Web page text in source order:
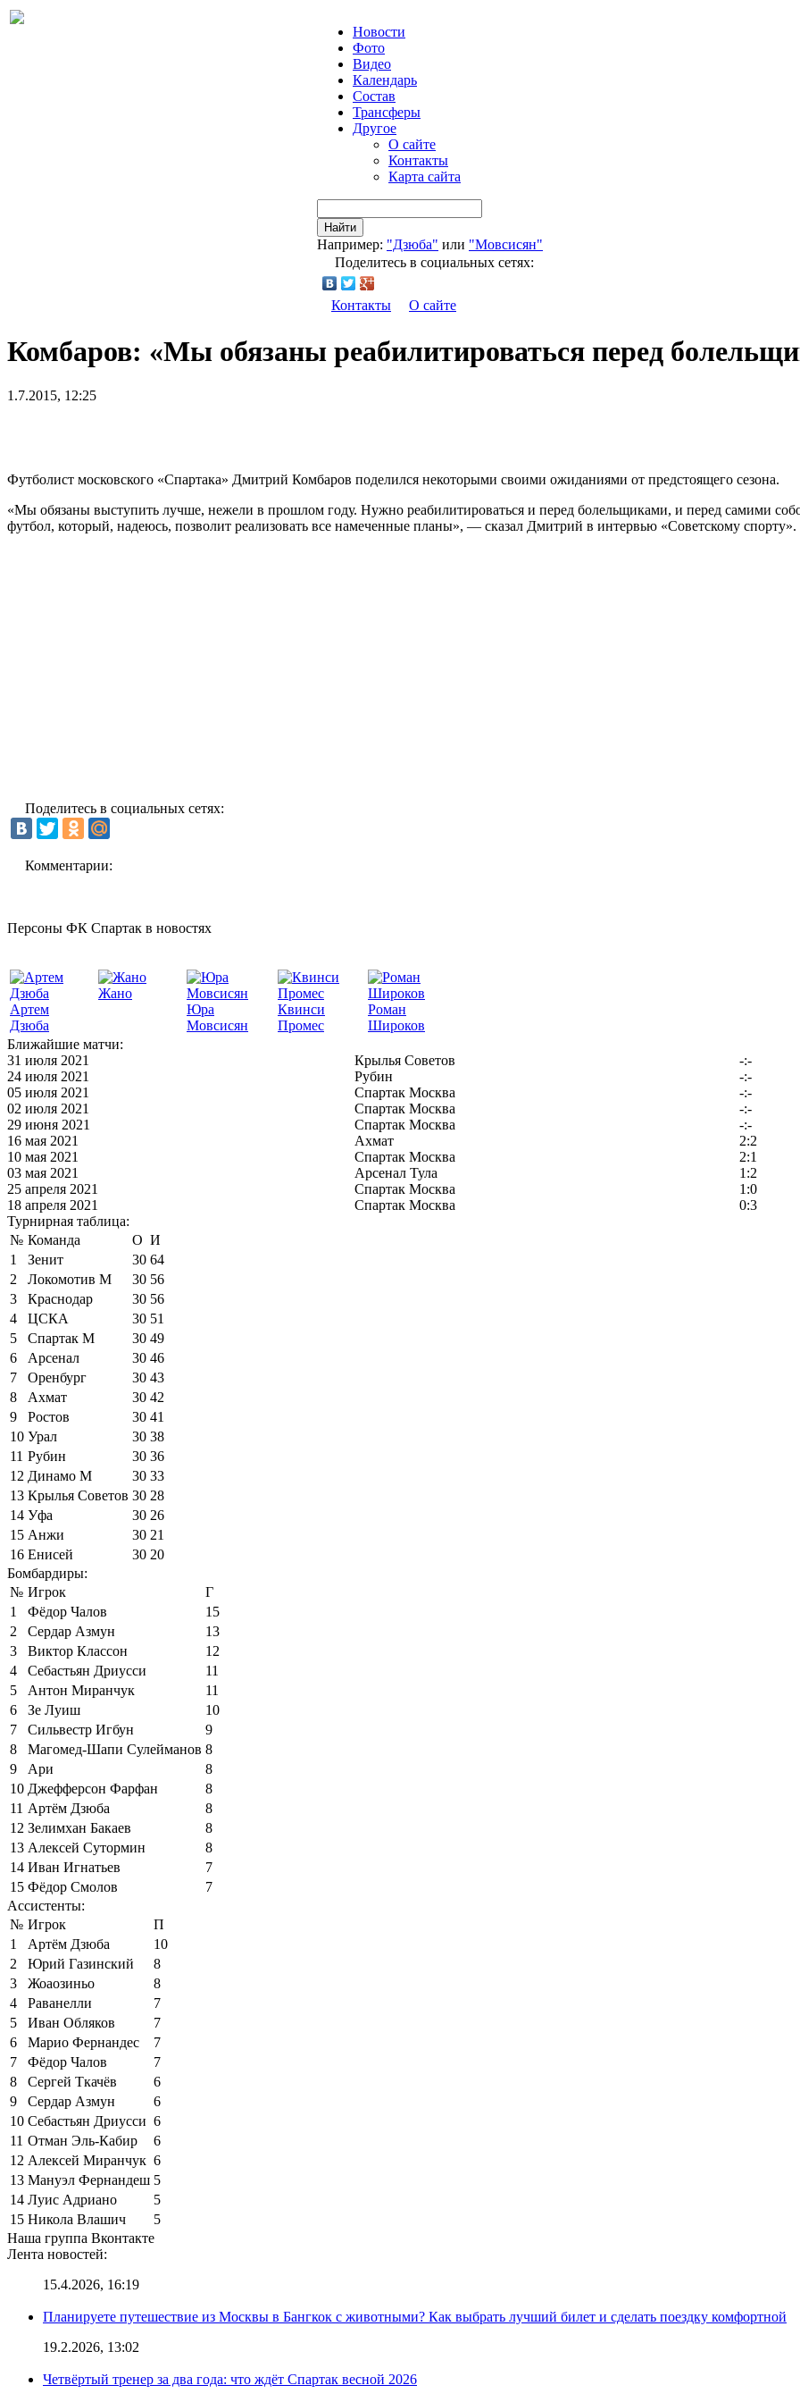
Новости
Фото
Видео
Календарь
Состав
Трансферы
Другое
О сайте
Контакты
Карта сайта
Найти
Например: "Дзюба" или "Мовсисян"
Поделитесь в социальных сетях:
Контакты О сайте
Комбаров: «Мы обязаны реабилитироваться перед
1.7.2015, 12:25
Футболист московского «Спартака» Дмитрий Комбаров поделился некоторыми своими ожиданиями от предстоящего сезона.
«Мы обязаны выступить лучше, нежели в прошлом году. Нужно реабилитироваться и перед болельщиками, и перед самими
футбол, который, надеюсь, позволит реализовать все намеченные планы», — сказал Дмитрий в интервью «Советскому спорту».
Поделитесь в социальных сетях:
Комментарии:
Персоны ФК Спартак в новостях
Артем
Дзюба
Жано
Юра
Мовсисян
Квинси
Промес
Роман
Широков
Ближайшие матчи:
31 июля 2021
Крылья Советов
-:-
24 июля 2021
Рубин
-:-
05 июля 2021
Спартак Москва
-:-
02 июля 2021
Спартак Москва
-:-
29 июня 2021
Спартак Москва
-:-
16 мая 2021
Ахмат
2:2
10 мая 2021
Спартак Москва
2:1
03 мая 2021
Арсенал Тула
1:2
25 апреля 2021
Спартак Москва
1:0
18 апреля 2021
Спартак Москва
0:3
Турнирная таблица:
№ Команда О И
1
Зенит 30 64
2
Локомотив М 30 56
3
Краснодар 30 56
4
ЦСКА 30 51
5
Спартак М 30 49
6
Арсенал 30 46
7
Оренбург 30 43
8
Ахмат 30 42
9
Ростов 30 41
10 Урал 30 38
11 Рубин 30 36
12 Динамо М 30 33
13 Крылья Советов 30 28
14 Уфа 30 26
15 Анжи 30 21
16 Енисей 30 20
Бомбардиры:
№ Игрок
Г
1
Фёдор Чалов
15
2
Сердар Азмун
13
3
Виктор Классон
12
4
Себастьян Дриусси
11
5
Антон Миранчук
11
6
Зе Луиш
10
7
Сильвестр Игбун
9
8
Магомед-Шапи Сулейманов 8
9
Ари
8
10 Джефферсон Фарфан
8
11 Артём Дзюба
8
12 Зелимхан Бакаев
8
13 Алексей Сутормин
8
14 Иван Игнатьев
7
15 Фёдор Смолов
7
Ассистенты:
№ Игрок
П
1
Артём Дзюба
10
2
Юрий Газинский
8
3
Жоаозиньо
8
4
Раванелли
7
5
Иван Обляков
7
6
Марио Фернандес
7
7
Фёдор Чалов
7
8
Сергей Ткачёв
6
9
Сердар Азмун
6
10 Себастьян Дриусси 6
11 Отман Эль-Кабир
6
12 Алексей Миранчук 6
13 Мануэл Фернандеш 5
14 Луис Адриано
5
15 Никола Влашич
5
Наша группа Вконтакте
Лента новостей:
15.4.2026, 16:19
Планируете путешествие из Москвы в Бангкок с животными? Как выбрать лучший билет и сделать поездку комфортной
19.2.2026, 13:02
Четвёртый тренер за два года: что ждёт Спартак весной 2026